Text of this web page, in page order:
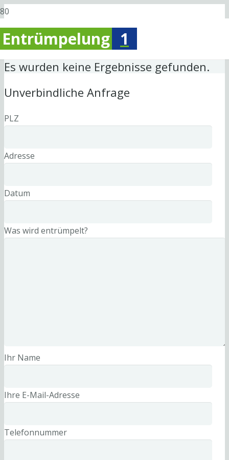
Entrümpelung 1
Es wurden keine Ergebnisse gefunden.
Unverbindliche Anfrage
PLZ
Adresse
Datum
Was wird entrümpelt?
Ihr Name
Ihre E-Mail-Adresse
Telefonnummer